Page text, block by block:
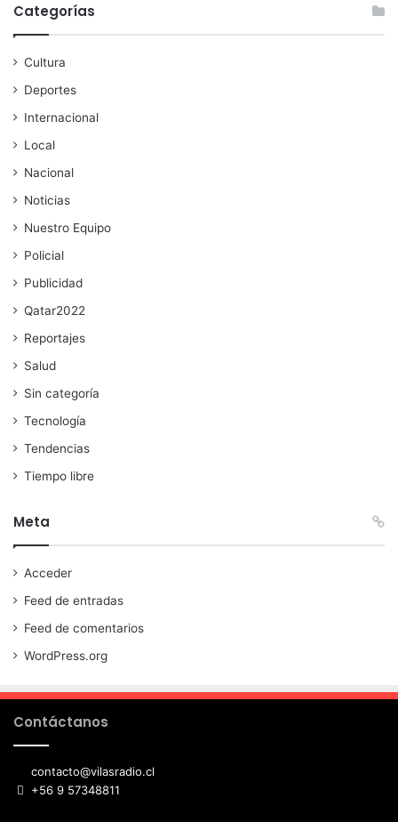
Categorías
Cultura
Deportes
Internacional
Local
Nacional
Noticias
Nuestro Equipo
Policial
Publicidad
Qatar2022
Reportajes
Salud
Sin categoría
Tecnología
Tendencias
Tiempo libre
Meta
Acceder
Feed de entradas
Feed de comentarios
WordPress.org
Contáctanos
contacto@vilasradio.cl
+56 9 57348811